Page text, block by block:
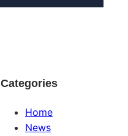
Categories
Home
News